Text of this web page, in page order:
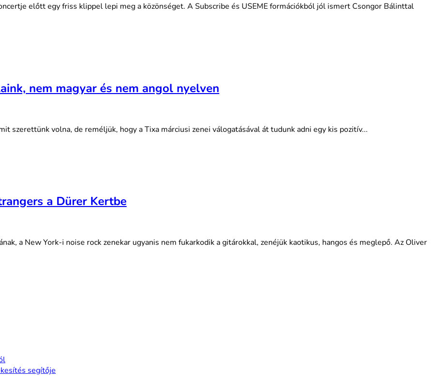
előtt egy friss klippel lepi meg a közönséget. A Subscribe és USEME formációkból jól ismert Csongor Bálinttal
nem magyar és nem angol nyelven
szerettünk volna, de reméljük, hogy a Tixa márciusi zenei válogatásával át tudunk adni egy kis pozitív...
a Dürer Kertbe
a New York-i noise rock zenekar ugyanis nem fukarkodik a gitárokkal, zenéjük kaotikus, hangos és meglepő. Az Oliver
segítője